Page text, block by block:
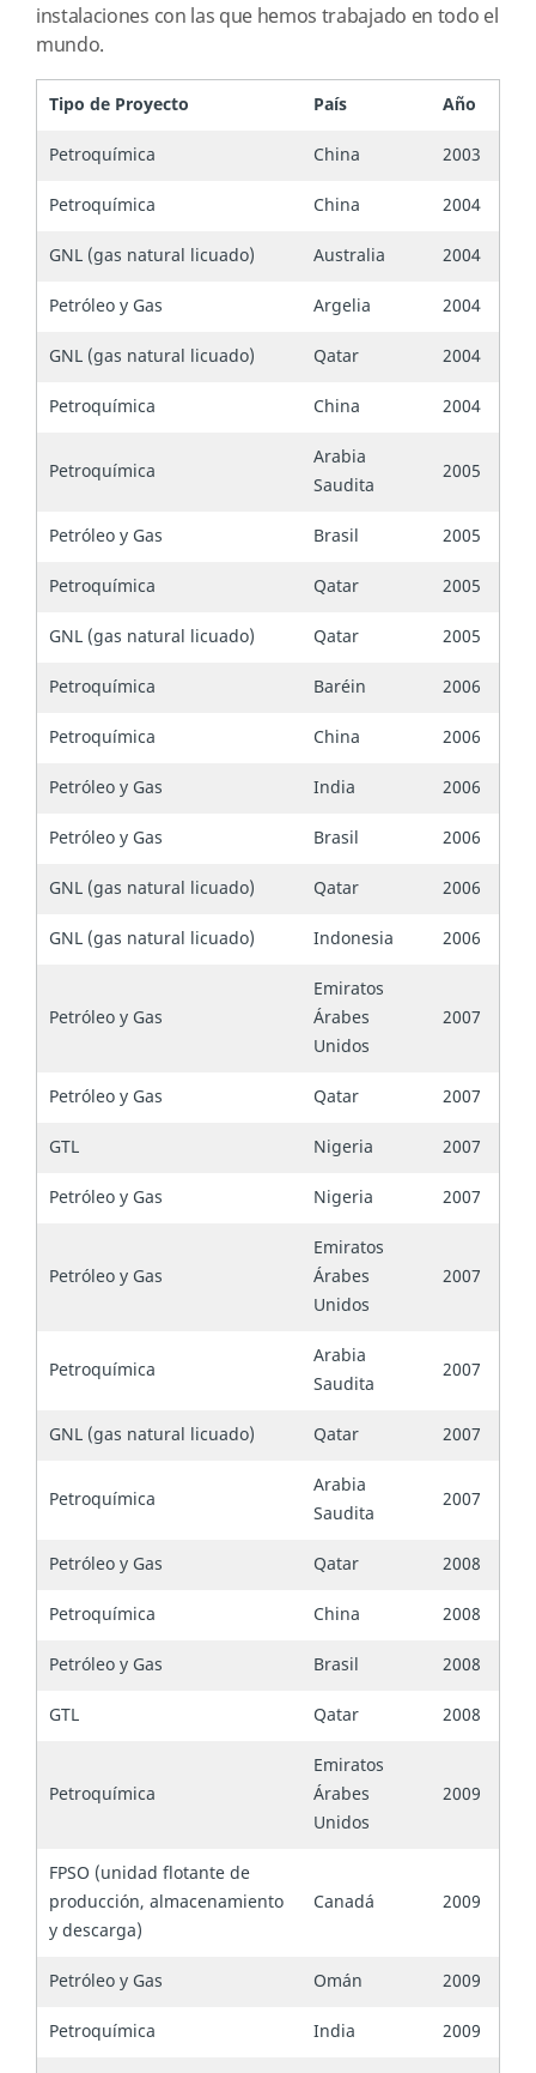
instalaciones con las que hemos trabajado en todo el
mundo.
Tipo de Proyecto País
Año
Petroquímica
China
2003
Petroquímica
China
2004
GNL (gas natural licuado)
Australia
2004
Petróleo y Gas
Argelia
2004
GNL (gas natural licuado)
Qatar
2004
Petroquímica
China 2004
Petroquímica
Arabia
Saudita
2005
Petróleo y Gas Brasil
2005
Petroquímica
Qatar
2005
GNL (gas natural licuado)
Qatar
2005
Petroquímica
Baréin
2006
Petroquímica
China
2006
Petróleo y Gas
India
2006
Petróleo y Gas
Brasil
2006
GNL (gas natural licuado)
Qatar
2006
GNL (gas natural licuado)
Indonesia 2006
Petróleo y Gas
Emiratos
Árabes
Unidos
2007
Petróleo y Gas Qatar
2007
GTL
Nigeria
2007
Petróleo y Gas
Nigeria 2007
Petróleo y Gas
Emiratos
Árabes
Unidos
2007
Petroquímica
Arabia
Saudita
2007
GNL (gas natural licuado) Qatar 2007
Petroquímica
Arabia
Saudita
2007
Petróleo y Gas Qatar
2008
Petroquímica
China
2008
Petróleo y Gas
Brasil
2008
GTL
Qatar 2008
Petroquímica
Emiratos
Árabes
Unidos
2009
FPSO (unidad flotante de
producción, almacenamiento
y descarga)
Canadá 2009
Petróleo y Gas Omán
2009
Petroquímica
India 2009